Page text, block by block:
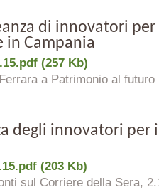
di innovatori
Campania
(257 Kb)
a Patrimonio al futuro
degli innovatori
(203 Kb)
sul Corriere della Sera,